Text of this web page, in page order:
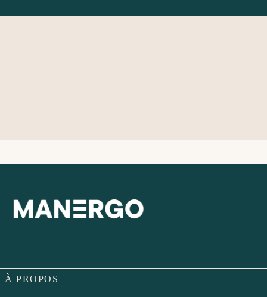
À PROPOS